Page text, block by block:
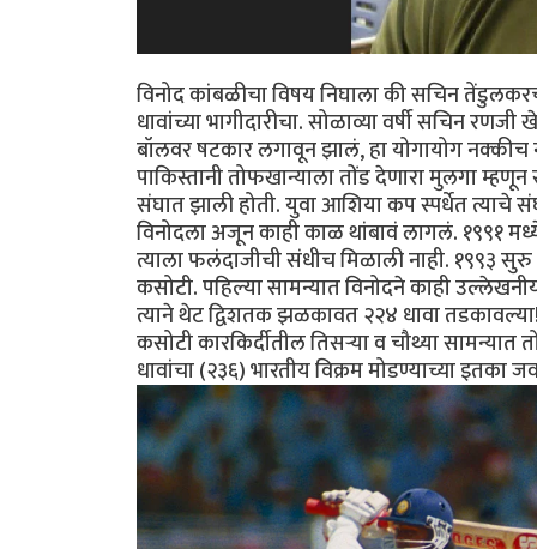
विनोद कांबळीचा विषय निघाला की सचिन
धावांच्या भागीदारीचा. सोळाव्या वर्षी सचिन
बॉलवर षटकार लगावून झालं, हा योगायोग
पाकिस्तानी तोफखान्याला तोंड देणारा मुलगा
संघात झाली होती. युवा आशिया कप स्पर्धेत त्याचे
विनोदला अजून काही काळ थांबावं लागलं. १९९१
त्याला फलंदाजीची संधीच मिळाली नाही. १९९३ सुरु
कसोटी. पहिल्या सामन्यात विनोदने काही
त्याने थेट द्विशतक झळकावत २२४ धावा
कसोटी कारकिर्दीतील तिसऱ्या व चौथ्या
धावांचा (२३६) भारतीय विक्रम मोडण्याच्या इतका